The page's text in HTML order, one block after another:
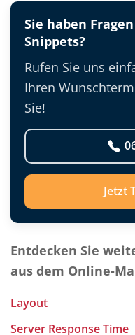
Sie haben
Snippets?
Rufen Sie uns
Ihren
Sie!
Jetzt
Entdecken Sie
aus dem Online-
Layout
Server Response Time